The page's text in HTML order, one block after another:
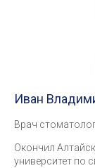
Иван
Врач
Окончил
университет по